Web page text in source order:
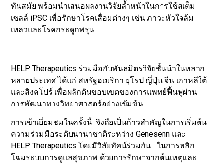
ทันสมัย พร้อมนำเสนอผลงานวิจัยล้ำหน้าในการใช้สเต็ม
เซลล์ iPSC เพื่อรักษาโรคเสื่อมต่างๆ เช่น ภาวะหัวใจล้ม
เหลวและโรคกระดูกพรุน
HELP Therapeutics ร่วมมือกับพันธมิตรวิจัยชั้นนำในหลาก
หลายประเทศ ได้แก่ สหรัฐอเมริกา ยุโรป ญี่ปุ่น จีน เกาหลีใต้
และสิงคโปร์ เพื่อผลักดันขอบเขตของการแพทย์ฟื้นฟูผ่าน
การพัฒนาทางวิทยาศาสตร์อย่างเข้มข้น
การเข้าเยี่ยมชมในครั้งนี้ จึงถือเป็นก้าวสำคัญในการเริ่มต้น
ความร่วมมือระดับนานาชาติระหว่าง Genesenn และ
HELP Therapeutics โดยมีวิสัยทัศน์ร่วมกัน ในการพลิก
โฉมระบบการดูแลสุขภาพ ด้วยการรักษาจากต้นเหตุและ